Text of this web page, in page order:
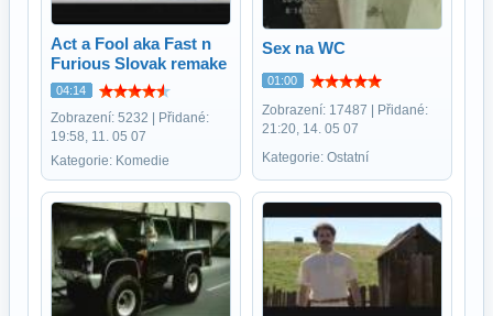
Act a Fool aka Fast n
Furious Slovak remake
04:14
Zobrazení: 5232 | Přidané:
19:58, 11. 05 07
Kategorie: Komedie
Sex na WC
01:00
Zobrazení: 17487 | Přidané:
21:20, 14. 05 07
Kategorie: Ostatní